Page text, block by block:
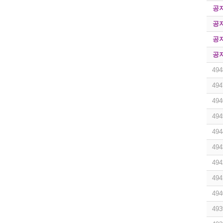
공지
공지
공지
공지